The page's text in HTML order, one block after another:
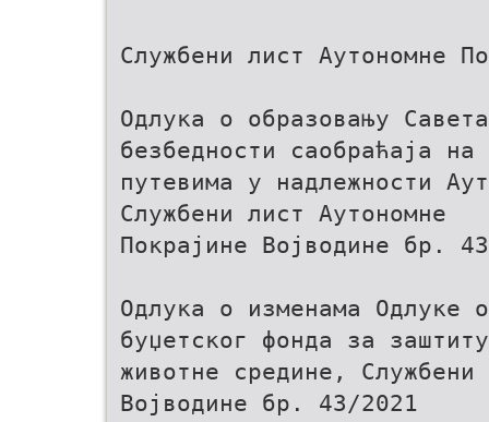
Службени лист Аутономне
Одлука о образовању
безбедности саобраћаја на
путевима у надлежности
Службени лист Аутономне
Покрајине Војводине бр.
Одлука о изменама Одлуке
буџетског фонда за заштиту
животне средине, Службени
Војводине бр. 43/2021